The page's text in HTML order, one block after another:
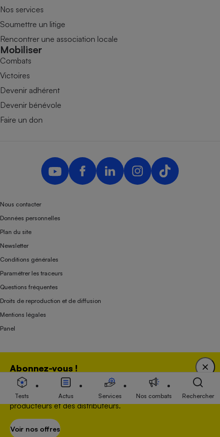
Abonnez-vous !
Bénéficiez d'une expertise unique tout en soutenant
une association 100 % indépendante de l'Etat, des
producteurs et des distributeurs.
Voir nos offres
Nos services
Soumettre un litige
Rencontrer une association locale
Mobiliser
Combats
Victoires
Devenir adhérent
Devenir bénévole
Faire un don
Nous contacter
Données personnelles
Plan du site
Newsletter
Conditions générales
Paramétrer les traceurs
Questions fréquentes
Droits de reproduction et de diffusion
Mentions légales
Panel
Association indépendante de l’État, des syndicats, des producteurs et des
distributeurs depuis 1951.
Tests Actus Services Nos combats Rechercher